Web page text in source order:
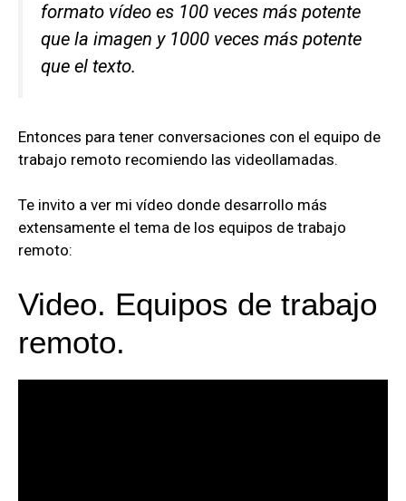
formato vídeo es 100 veces más potente
que la imagen y 1000 veces más potente
que el texto.
Entonces para tener conversaciones con el equipo de
trabajo remoto recomiendo las videollamadas.
Te invito a ver mi vídeo donde desarrollo más
extensamente el tema de los equipos de trabajo
remoto:
Video. Equipos de trabajo
remoto.